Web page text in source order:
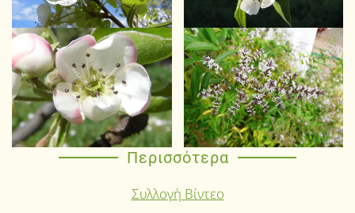
Περισσότερα
Συλλογή Βίντεο